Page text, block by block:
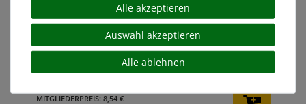
Badeente RETRO
8,99 €
MITGLIEDERPREIS: 8,54 €
Alle akzeptieren
Auswahl akzeptieren
Alle ablehnen